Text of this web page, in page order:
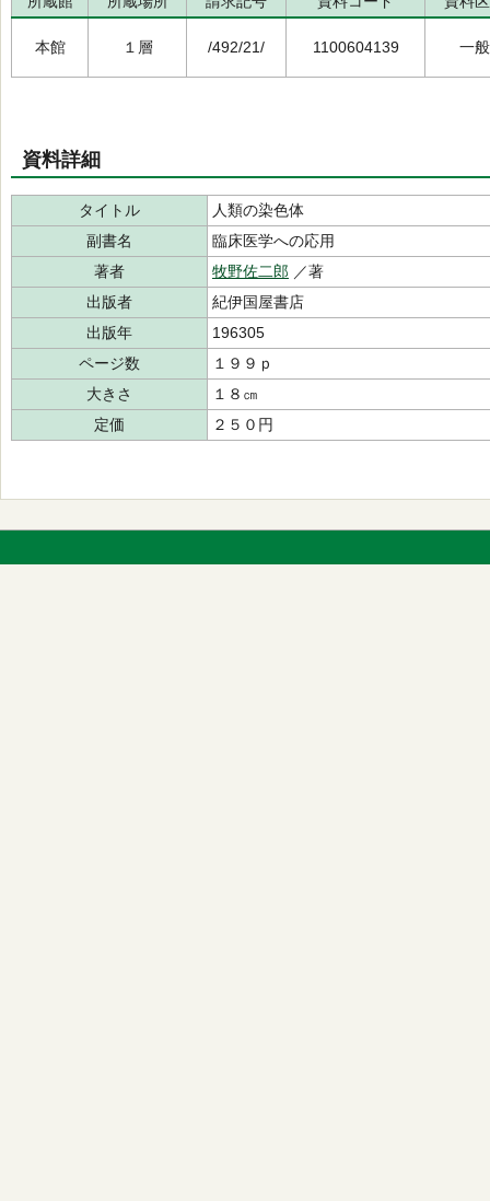
本館 １層 /492/21/ 1100604139 一般
資料詳細
タイトル
人類の染色体
副書名
臨床医学への応用
著者
牧野佐二郎 ／著
出版者
紀伊国屋書店
出版年
196305
ページ数
１９９ｐ
大きさ
１８㎝
定価
２５０円